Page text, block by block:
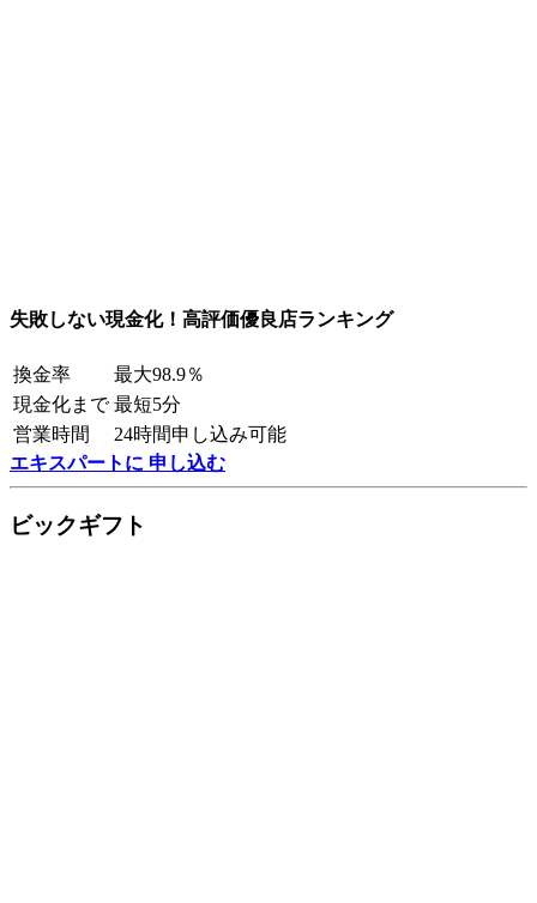
失敗しない現金化！高評価優良店ランキング
換金率
最大98.9％
現金化まで 最短5分
営業時間
24時間申し込み可能
エキスパートに 申し込む
ビックギフト